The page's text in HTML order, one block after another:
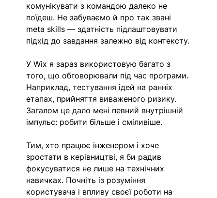
комунікувати з командою далеко не
поїдеш. Не забуваємо й про так звані
meta skills — здатність підлаштовувати
підхід до завдання залежно від контексту.
У Wix я зараз використовую багато з
того, що обговорювали під час програми.
Наприклад, тестування ідей на ранніх
етапах, прийняття виваженого ризику.
Загалом це дало мені певний внутрішній
імпульс: робити більше і сміливіше.
Тим, хто працює інженером і хоче
зростати в керівництві, я би радив
фокусуватися не лише на технічних
навичках. Почніть із розуміння
користувача і впливу своєї роботи на